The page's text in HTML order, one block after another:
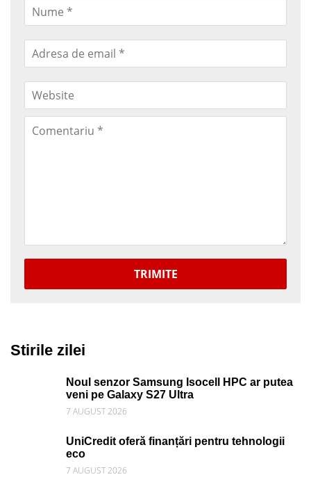
TRIMITE
Stirile zilei
Noul senzor Samsung Isocell HPC ar putea
veni pe Galaxy S27 Ultra
7 AUGUST 2026
UniCredit oferă finanțări pentru tehnologii
eco
7 AUGUST 2026